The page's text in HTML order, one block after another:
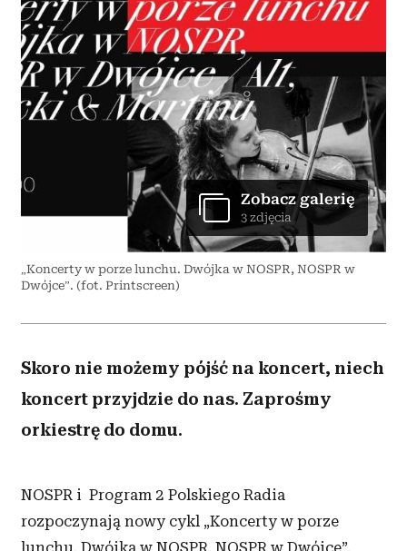
„Koncerty w porze lunchu. Dwójka w NOSPR, NOSPR w
Dwójce”. (fot. Printscreen)
Zobacz galerię
3 zdjęcia
Skoro nie możemy pójść na koncert, niech
koncert przyjdzie do nas. Zaprośmy
orkiestrę do domu.
NOSPR i Program 2 Polskiego Radia
rozpoczynają nowy cykl „Koncerty w porze
lunchu. Dwójka w NOSPR, NOSPR w Dwójce”.